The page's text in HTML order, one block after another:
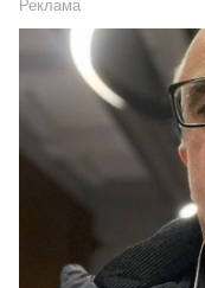
Реклама